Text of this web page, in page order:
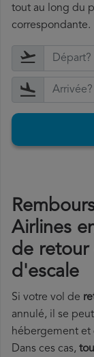
tout au long du
correspondante.
Airlines
de retour
d'escale
Si votre vol de
annulé, il se
hébergement et
Dans ces cas,